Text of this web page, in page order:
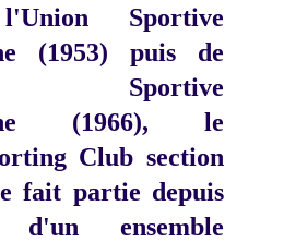
Sportive
(1953) puis de
Sportive
(1966), le
Club section
fait partie depuis
ensemble